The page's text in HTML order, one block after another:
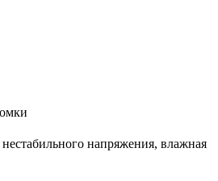
напряжения, влажная